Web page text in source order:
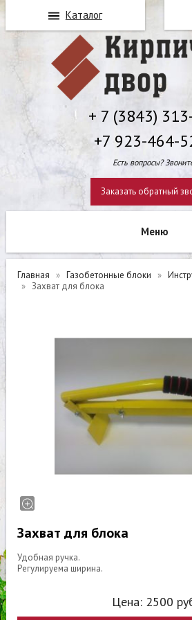
+ 7 (3843)
+7 923-464-
Есть вопросы?
Заказать обратный
Главная Газобетонные блоки
Захват для блока
Захват для блока
Удобная ручка.
Регулируема ширина.
Цена: 2500
Каталог